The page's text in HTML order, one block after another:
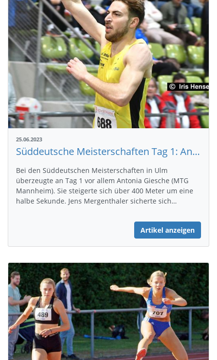
25.06.2023
Süddeutsche Meisterschaften Tag 1: Antonia Giesche mit großer Steigerung
Bei den Süddeutschen Meisterschaften in Ulm
überzeugte an Tag 1 vor allem Antonia Giesche (MTG
Mannheim). Sie steigerte sich über 400 Meter um eine
halbe Sekunde. Jens Mergenthaler sicherte sich…
Artikel anzeigen